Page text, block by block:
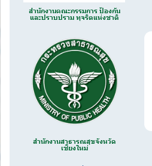
สำนักงานคณะกรรมการ ป้องกัน
และปราบปราม ทุจริตแห่งชาติ
สำนักงานสาธารณสุขจังหวัด
เชียงใหม่